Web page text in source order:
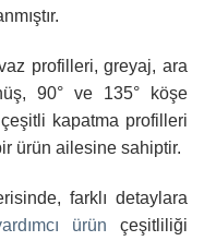
profilleri, greyaj, ara
90° ve 135° köşe
kapatma profilleri
ürün ailesine sahiptir.
farklı detaylara
ürün çeşitliliği